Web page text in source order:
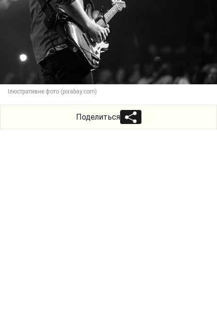
Ілюстративне фото (pixabay.com)
Поделиться